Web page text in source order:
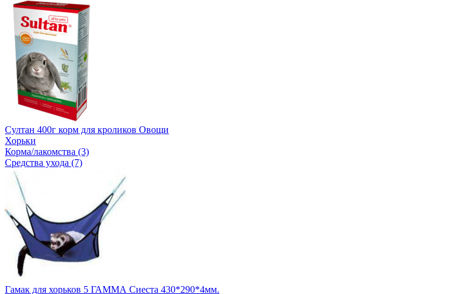
Султан 400г корм для кроликов Овощи
Хорьки
Корма/лакомства (3)
Средства ухода (7)
Гамак для хорьков 5 ГАММА Сиеста 430*290*4мм.